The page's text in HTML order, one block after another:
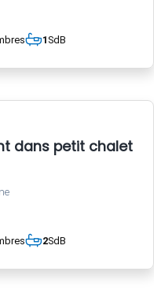
1SdB
dans petit chalet a
2SdB